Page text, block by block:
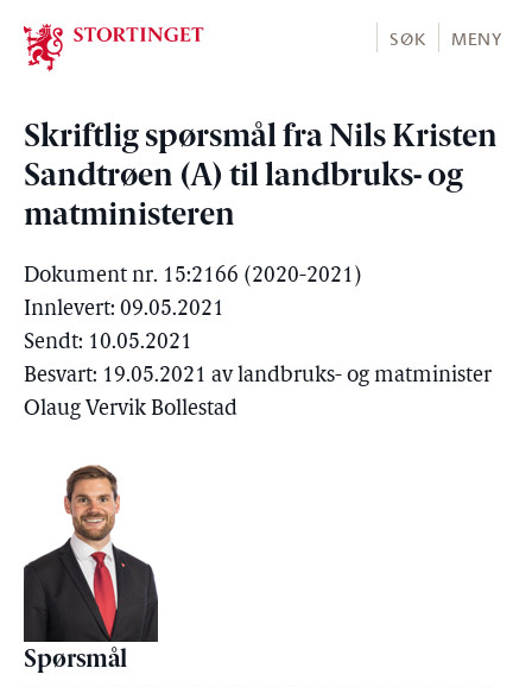
Stortinget.no
SØK MENY
Skriftlig spørsmål fra Nils Kristen
Sandtrøen (A) til landbruks- og
matministeren
Dokument nr. 15:2166 (2020-2021)
Innlevert: 09.05.2021
Sendt: 10.05.2021
Besvart: 19.05.2021 av landbruks- og matminister
Olaug Vervik Bollestad
Spørsmål